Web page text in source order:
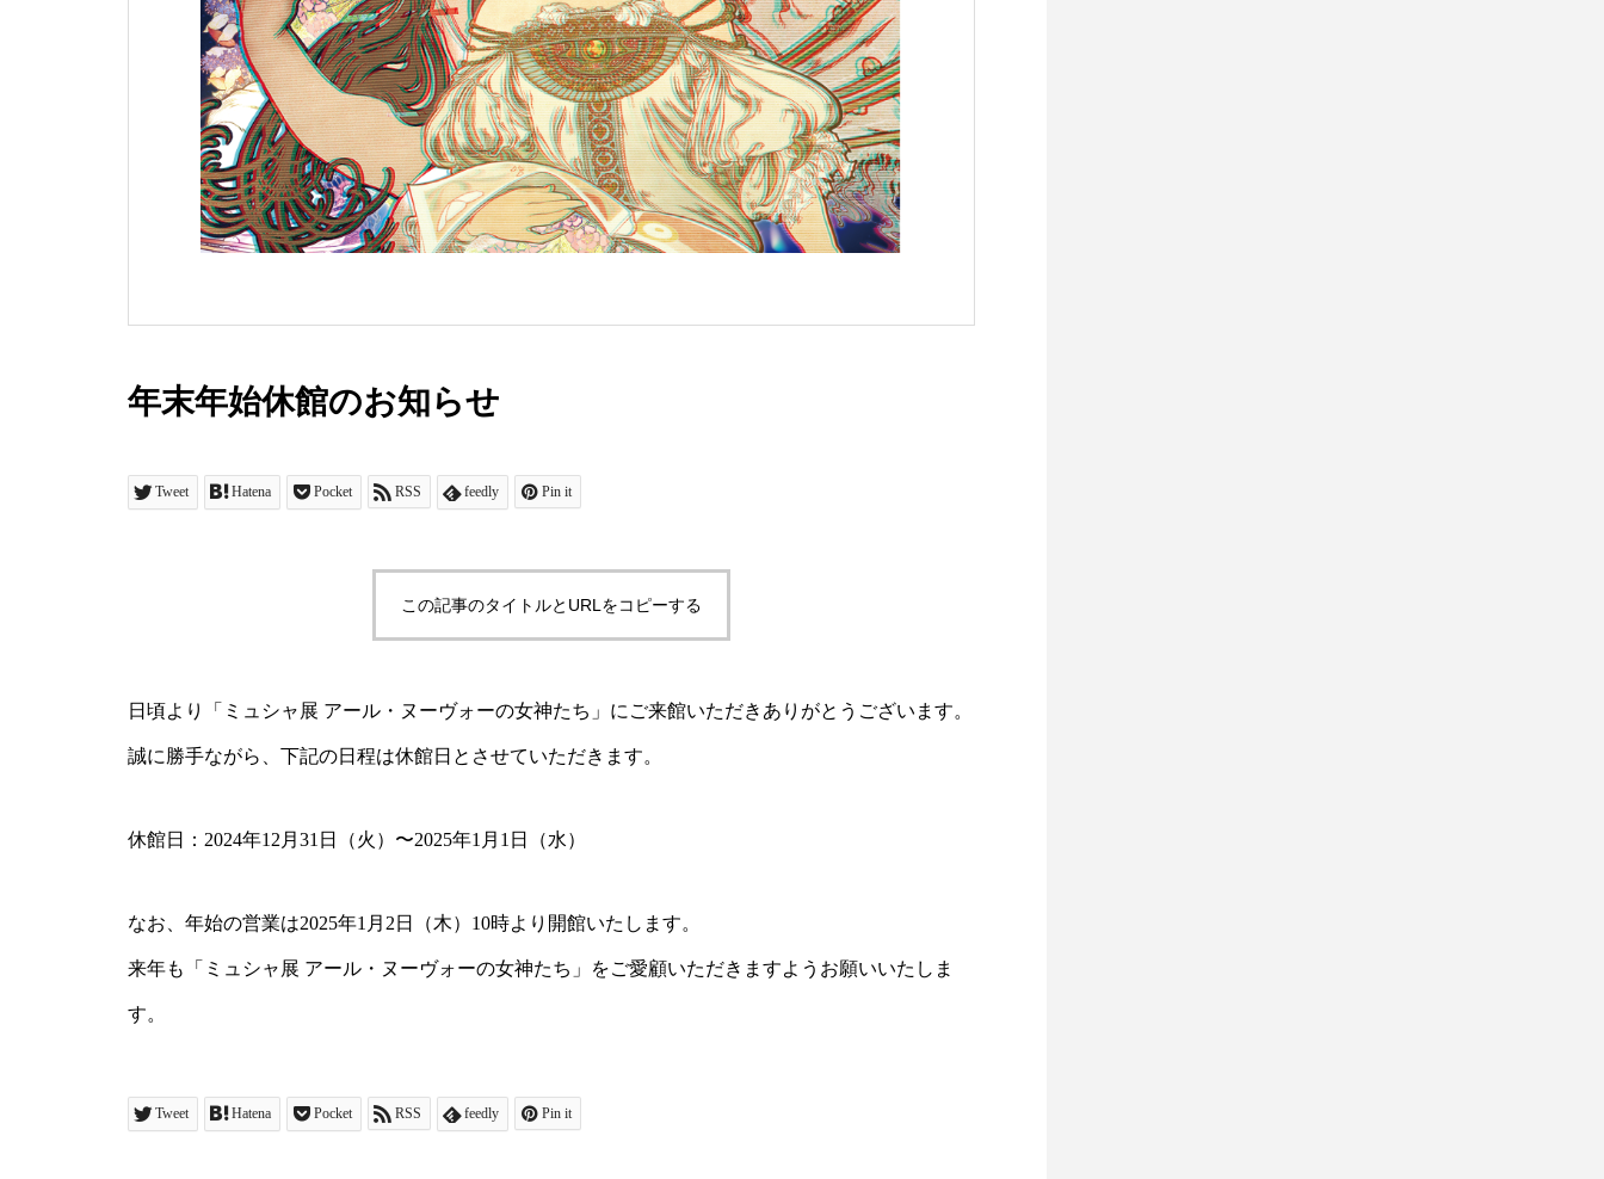
年末年始休館のお知らせ
Tweet Hatena Pocket RSS feedly Pin it
この記事のタイトルとURLをコピーする
日頃より「ミュシャ展 アール・ヌーヴォーの女神たち」にご来館いただきありがとうございます。
誠に勝手ながら、下記の日程は休館日とさせていただきます。
休館日：2024年12月31日（火）〜2025年1月1日（水）
なお、年始の営業は2025年1月2日（木）10時より開館いたします。
来年も「ミュシャ展 アール・ヌーヴォーの女神たち」をご愛顧いただきますようお願いいたしま
す。
Tweet Hatena Pocket RSS feedly Pin it